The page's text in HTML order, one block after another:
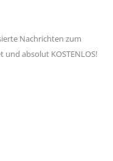
Nachrichten zum
absolut KOSTENLOS!